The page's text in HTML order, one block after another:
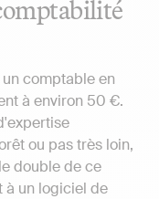
comptable en
à environ 50 €.
ou pas très loin,
double de ce
à un logiciel de